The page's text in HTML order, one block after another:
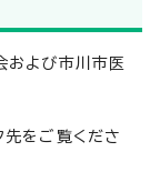
および市川市医
先をご覧くださ